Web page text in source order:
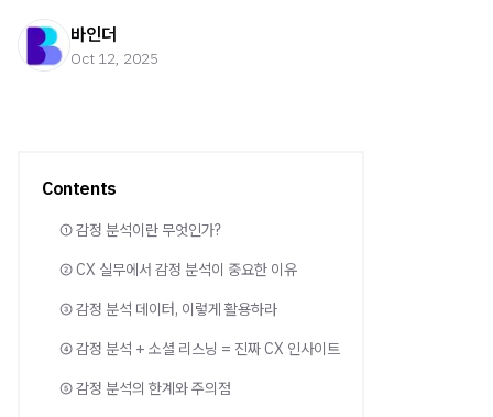
바인더
Oct 12, 2025
Contents
① 감정 분석이란 무엇인가?
② CX 실무에서 감정 분석이 중요한 이유
③ 감정 분석 데이터, 이렇게 활용하라
④ 감정 분석 + 소셜 리스닝 = 진짜 CX 인사이트
⑤ 감정 분석의 한계와 주의점